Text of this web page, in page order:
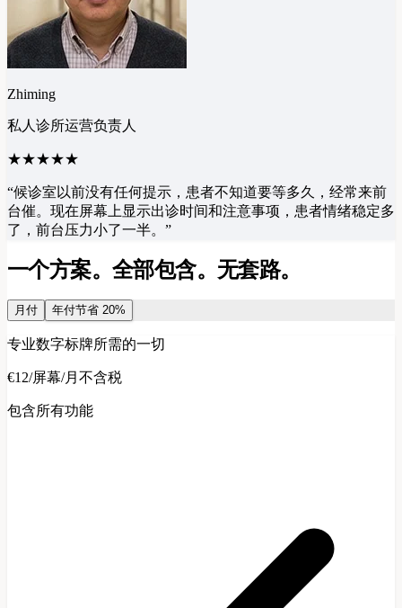
Zhiming
私人诊所运营负责人
★★★★★
“候诊室以前没有任何提示，患者不知道要等多久，经常来前
台催。现在屏幕上显示出诊时间和注意事项，患者情绪稳定多
了，前台压力小了一半。 ”
一个方案。全部包含。无套路。
月付 年付节省 20%
专业数字标牌所需的一切
€12/屏幕/月 不含税
包含所有功能